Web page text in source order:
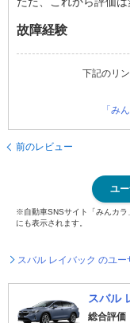
故障経験
下記のリ
「み
前のレビュー
ユ
※自動車SNSサイト「みんカラ
にも表示されます。
スバル レイバック のユ
スバル
総合評価